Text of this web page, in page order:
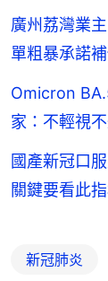
廣州荔灣業
單粗暴承諾
Omicron
家：不輕視
國產新冠口
關鍵要看此
新冠肺炎